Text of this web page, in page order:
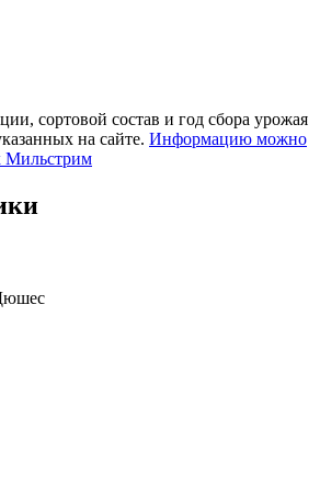
сортовой состав и год сбора урожая
на сайте. Информацию можно
Мильстрим